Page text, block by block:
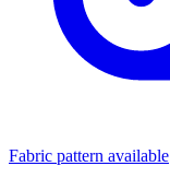
Fabric pattern available